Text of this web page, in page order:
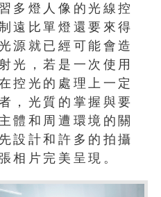
多燈人像的光線控
遠比單燈還要來得
源就已經可能會造
光，若是一次使用
控光的處理上一定
，光質的掌握與要
體和周遭環境的關
設計和許多的拍攝
相片完美呈現。